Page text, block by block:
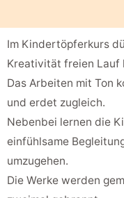
Im Kindertöpferkurs
Kreativität freien Lauf
Das Arbeiten mit Ton
und erdet zugleich.
Nebenbei lernen die
einfühlsame
umzugehen.
Die Werke werden